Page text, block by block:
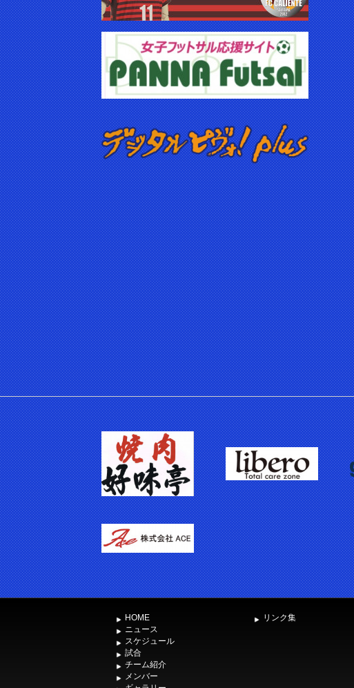
HOME
ニュース
スケジュール
試合
チーム紹介
メンバー
リンク集